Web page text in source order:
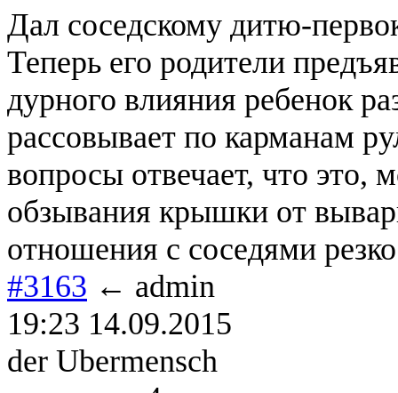
Дал соседскому дитю-
Теперь его родители
дурного влияния ребенок
рассовывает по карманам
вопросы отвечает, что это,
обзывания крышки от
отношения с соседями
#3163 ← admin
19:23 14.09.2015
der Ubermensch